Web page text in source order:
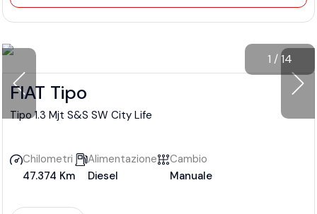
1 /14
FIAT Tipo
Tipo 1.3 Mjt S&S SW City Life
Chilometri
47.374 Km
Alimentazione
Diesel
Cambio
Manuale